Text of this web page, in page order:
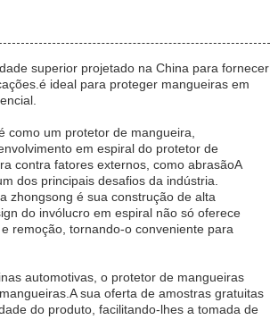
superior projetado na China para fornecer
ideal para proteger mangueiras em
como um protetor de mangueira,
em espiral do protetor de
contra fatores externos, como abrasãoA
dos principais desafios da indústria.
zhongsong é sua construção de alta
do invólucro em espiral não só oferece
remoção, tornando-o conveniente para
automotivas, o protetor de mangueiras
sua oferta de amostras gratuitas
do produto, facilitando-lhes a tomada de